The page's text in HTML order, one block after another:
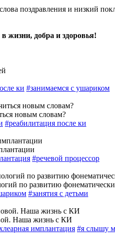
поздравления и низкий
жизни, добра и здоровья!
ки #занимаемся с ушариком
новым словам?
#реабилитация после ки
#речевой процессор
по развитию
#занятия с детьми
Наша жизнь с КИ
имплантация #я слышу